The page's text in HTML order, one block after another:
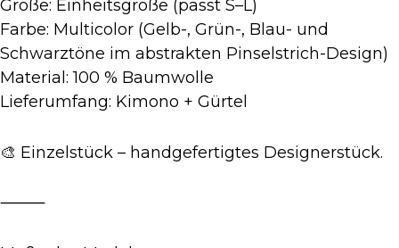
Größe: Einheitsgröße (passt S–L)
Farbe: Multicolor (Gelb-, Grün-, Blau- und
Schwarztöne im abstrakten Pinselstrich-Design)
Material: 100 % Baumwolle
Lieferumfang: Kimono + Gürtel
🎨 Einzelstück – handgefertigtes Designerstück.
⸻